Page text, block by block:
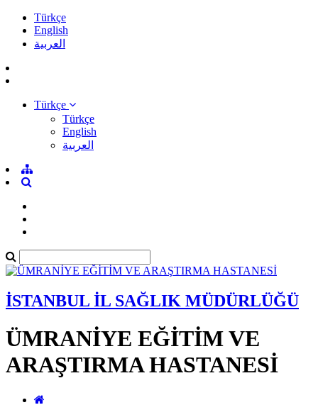
Türkçe
English
العربية
Türkçe
Türkçe
English
العربية
İSTANBUL İL SAĞLIK MÜDÜRLÜĞÜ
ÜMRANİYE EĞİTİM VE
ARAŞTIRMA HASTANESİ